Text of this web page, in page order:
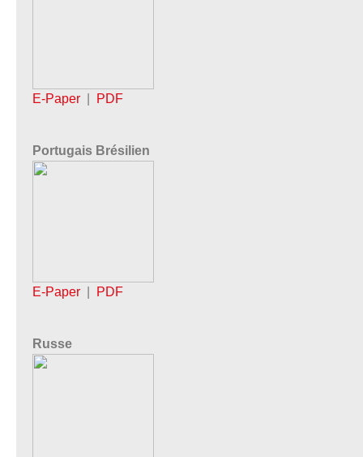
E-Paper PDF
Portugais Brésilien
E-Paper PDF
Russe